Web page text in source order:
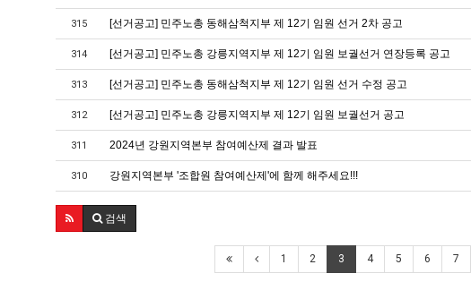
315 [선거공고] 민주노총 동해삼척지부 제 12기 임원 선거 2차 공고
314 [선거공고] 민주노총 강릉지역지부 제 12기 임원 보궐선거 연장등록 공고
313 [선거공고] 민주노총 동해삼척지부 제 12기 임원 선거 수정 공고
312 [선거공고] 민주노총 강릉지역지부 제 12기 임원 보궐선거 공고
311 2024년 강원지역본부 참여예산제 결과 발표
310 강원지역본부 '조합원 참여예산제'에 함께 해주세요!!!
검색
1 2 3 4 5 6 7